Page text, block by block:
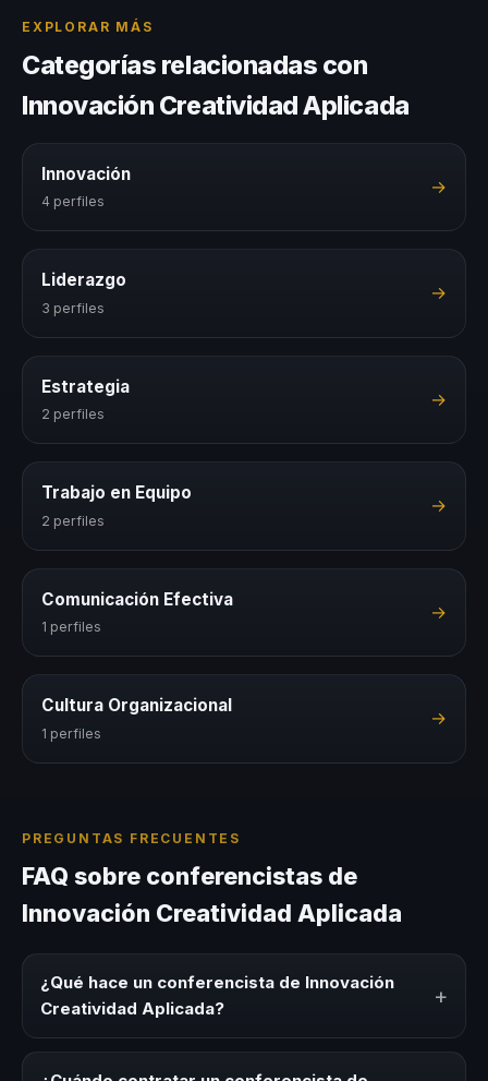
EXPLORAR MÁS
Categorías relacionadas con
Innovación Creatividad Aplicada
Innovación
4 perfiles
→
Liderazgo
3 perfiles
→
Estrategia
2 perfiles
→
Trabajo en Equipo
2 perfiles
→
Comunicación Efectiva
1 perfiles
→
Cultura Organizacional
1 perfiles
→
PREGUNTAS FRECUENTES
FAQ sobre conferencistas de
Innovación Creatividad Aplicada
¿Qué hace un conferencista de Innovación
Creatividad Aplicada?
+
un experto que comparte conocimiento, estrategias y